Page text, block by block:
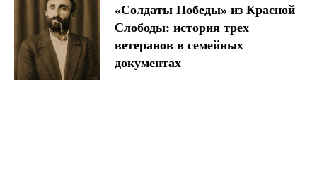
«Солдаты Победы» из Красной
Слободы: история трех
ветеранов в семейных
документах